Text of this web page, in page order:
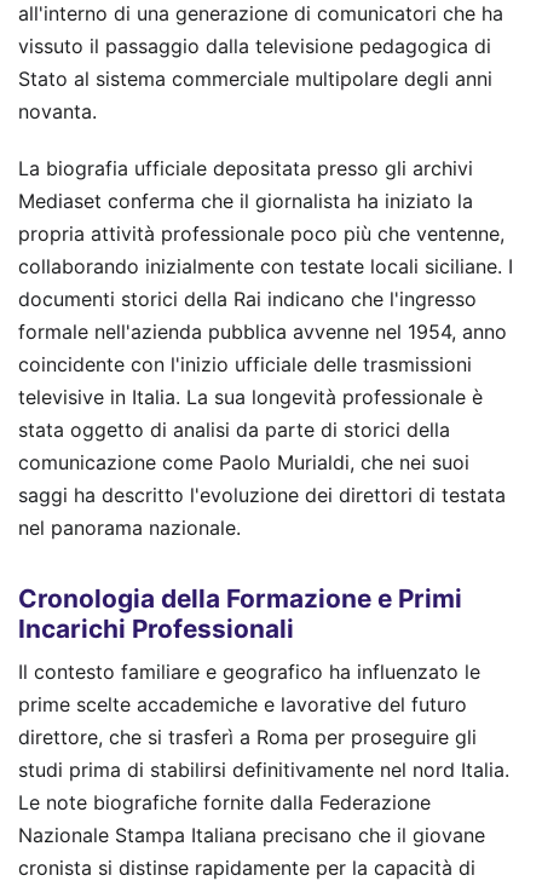
all'interno di una generazione di comunicatori che ha
vissuto il passaggio dalla televisione pedagogica di
Stato al sistema commerciale multipolare degli anni
novanta.
La biografia ufficiale depositata presso gli archivi
Mediaset conferma che il giornalista ha iniziato la
propria attività professionale poco più che ventenne,
collaborando inizialmente con testate locali siciliane. I
documenti storici della Rai indicano che l'ingresso
formale nell'azienda pubblica avvenne nel 1954, anno
coincidente con l'inizio ufficiale delle trasmissioni
televisive in Italia. La sua longevità professionale è
stata oggetto di analisi da parte di storici della
comunicazione come Paolo Murialdi, che nei suoi
saggi ha descritto l'evoluzione dei direttori di testata
nel panorama nazionale.
Cronologia della Formazione e Primi
Incarichi Professionali
Il contesto familiare e geografico ha influenzato le
prime scelte accademiche e lavorative del futuro
direttore, che si trasferì a Roma per proseguire gli
studi prima di stabilirsi definitivamente nel nord Italia.
Le note biografiche fornite dalla Federazione
Nazionale Stampa Italiana precisano che il giovane
cronista si distinse rapidamente per la capacità di